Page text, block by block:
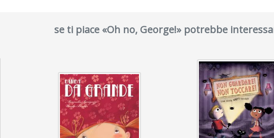
se ti piace «Oh no, George!» potrebbe